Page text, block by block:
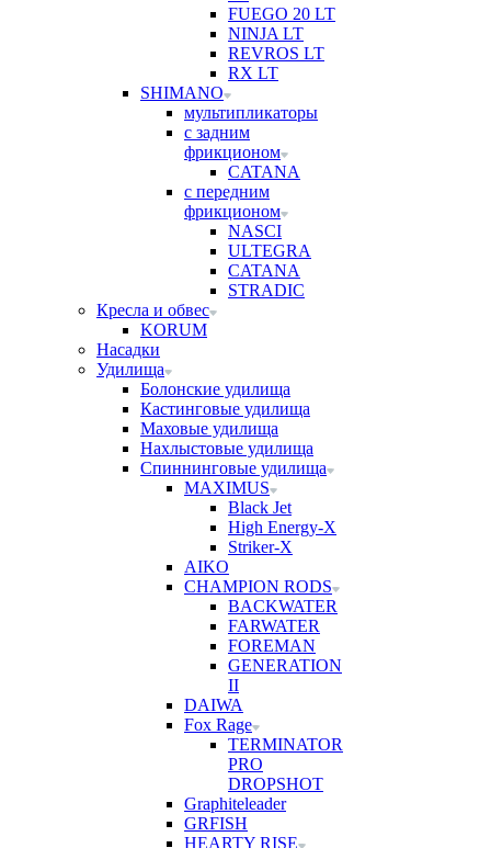
FUEGO 20 LT
NINJA LT
REVROS LT
RX LT
SHIMANO
мультипликаторы
с задним
фрикционом
CATANA
с передним
фрикционом
NASCI
ULTEGRA
CATANA
STRADIC
Кресла и обвес
KORUM
Насадки
Удилища
Болонские удилища
Кастинговые удилища
Маховые удилища
Нахлыстовые удилища
Спиннинговые удилища
MAXIMUS
Black Jet
High Energy-X
Striker-X
AIKO
CHAMPION RODS
BACKWATER
FARWATER
FOREMAN
GENERATION
II
DAIWA
Fox Rage
TERMINATOR
PRO
DROPSHOT
Graphiteleader
GRFISH
HEARTY RISE